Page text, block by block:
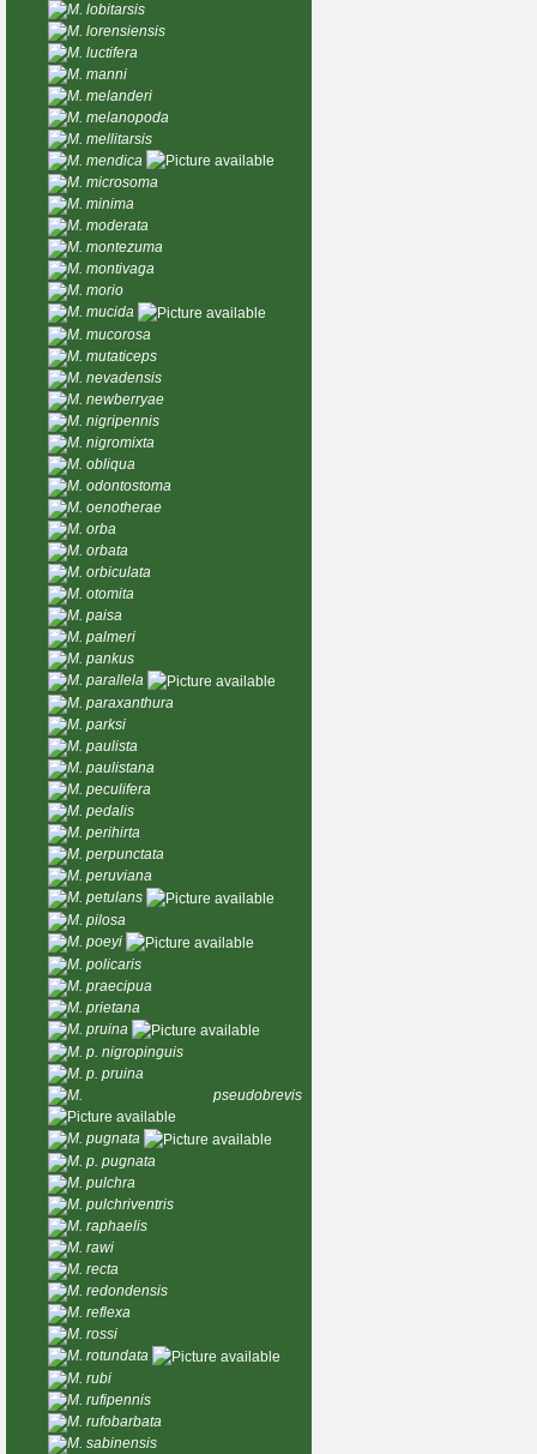
M. lobitarsis
M. lorensiensis
M. luctifera
M. manni
M. melanderi
M. melanopoda
M. mellitarsis
M. mendica
M. microsoma
M. minima
M. moderata
M. montezuma
M. montivaga
M. morio
M. mucida
M. mucorosa
M. mutaticeps
M. nevadensis
M. newberryae
M. nigripennis
M. nigromixta
M. obliqua
M. odontostoma
M. oenotherae
M. orba
M. orbata
M. orbiculata
M. otomita
M. paisa
M. palmeri
M. pankus
M. parallela
M. paraxanthura
M. parksi
M. paulista
M. paulistana
M. peculifera
M. pedalis
M. perihirta
M. perpunctata
M. peruviana
M. petulans
M. pilosa
M. poeyi
M. policaris
M. praecipua
M. prietana
M. pruina
M. p. nigropinguis
M. p. pruina
M. pseudobrevis
M. pugnata
M. p. pugnata
M. pulchra
M. pulchriventris
M. raphaelis
M. rawi
M. recta
M. redondensis
M. reflexa
M. rossi
M. rotundata
M. rubi
M. rufipennis
M. rufobarbata
M. sabinensis